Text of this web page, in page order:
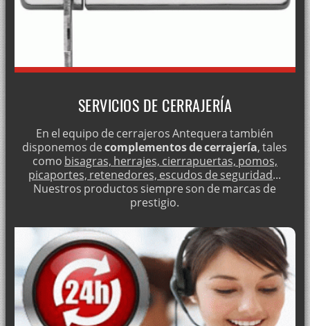
TIPOS DE REJAS Y VALLAS · (21-03-2019)
DUPLICADO DE LLAVES · (21-03-2019)
APERTURA DE PUERTAS 24 HORAS · (21-03-2019)
MONTAJE DE CERRADURAS ANTI LADRONES · (21-03-2019)
CAMBIO DE CERRADURAS · (21-03-2019)
CERRADURAS DE SOBREPONER LINCE · (21-03-2019)
AMAESTRAMIENTO DE BOMBINES · (21-03-2019)
¿NECESITA ABRIR SU CAJA FUERTE? · (21-03-2019)
MONTAJE DE PERSIANAS METÁLICAS PARA LOCALES · (21-03-
2019)
ABRIR PUERTAS DE SEGURIDAD · (21-03-2019)
SERVICIOS DE CERRAJERÍA
En el equipo de cerrajeros Antequera también
disponemos decomplementos de cerrajería, tales
como bisagras, herrajes, cierrapuertas, pomos,
picaportes, retenedores, escudos de seguridad...
Nuestros productos siempre son de marcas de
prestigio.